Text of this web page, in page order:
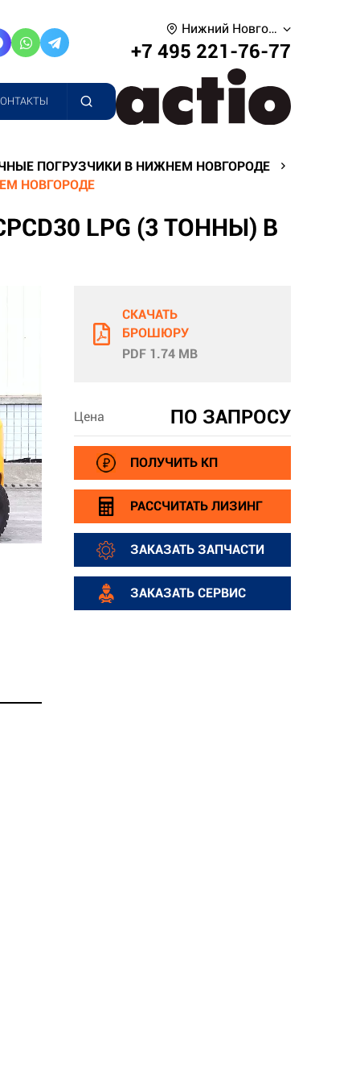
Нижний Новгород
+7 495 221-76-77
ПОГРУЗЧИКИ В НИЖНЕМ НОВГОРОДЕ
НОВГОРОДЕ
LPG (3 ТОННЫ) В
СКАЧАТЬ
БРОШЮРУ
PDF 1.74 MB
Цена ПО ЗАПРОСУ
ПОЛУЧИТЬ КП
РАССЧИТАТЬ ЛИЗИНГ
ЗАКАЗАТЬ ЗАПЧАСТИ
ЗАКАЗАТЬ СЕРВИС